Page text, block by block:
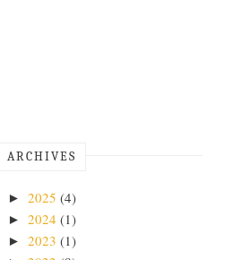
ARCHIVES
► 2025 (4)
► 2024 (1)
► 2023 (1)